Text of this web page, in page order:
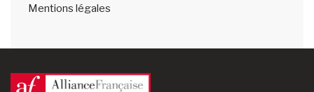
Mentions légales